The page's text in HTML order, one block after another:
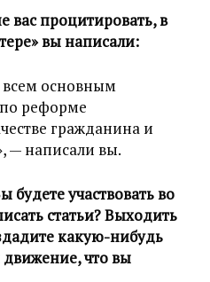
вас процитировать, в
вы написали:
всем основным
реформе
гражданина и
— написали вы.
участвовать во
статьи? Выходить
какую-нибудь
что вы